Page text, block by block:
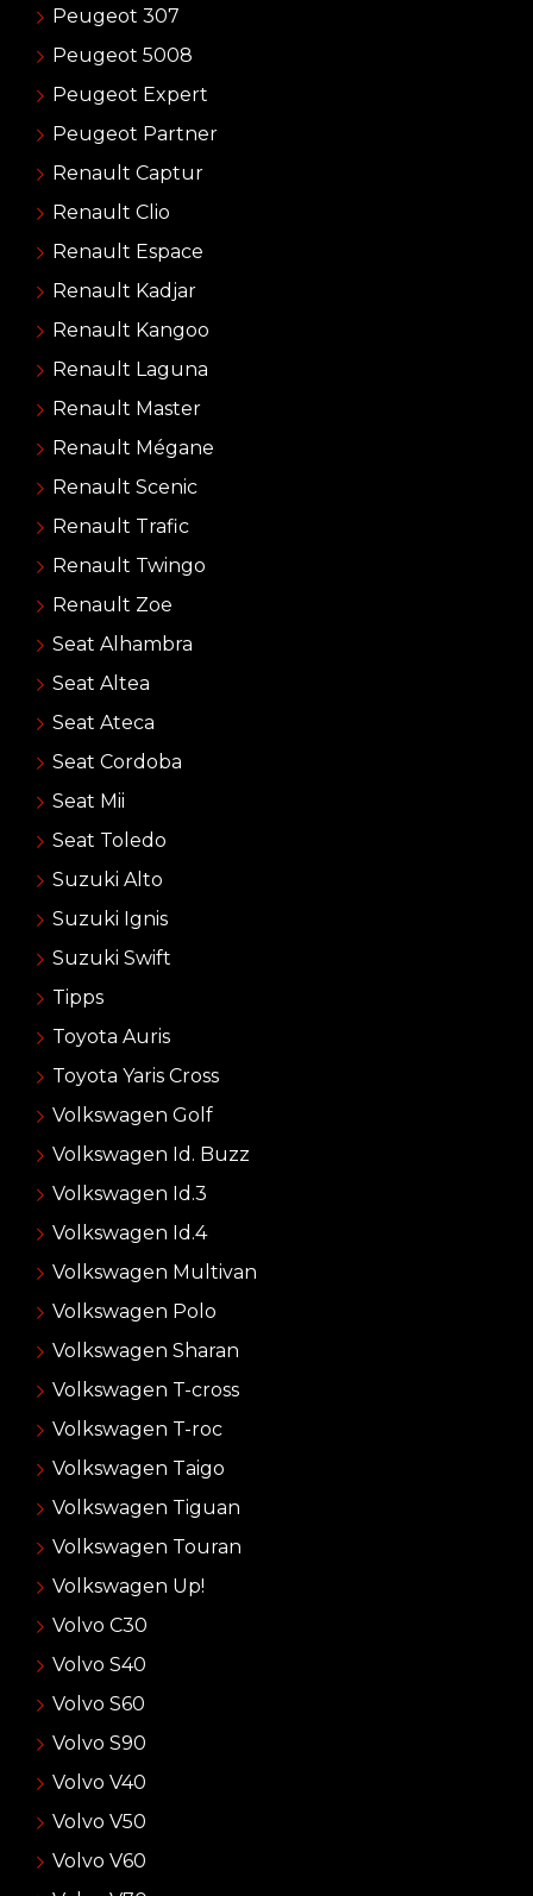
Peugeot 307
Peugeot 5008
Peugeot Expert
Peugeot Partner
Renault Captur
Renault Clio
Renault Espace
Renault Kadjar
Renault Kangoo
Renault Laguna
Renault Master
Renault Mégane
Renault Scenic
Renault Trafic
Renault Twingo
Renault Zoe
Seat Alhambra
Seat Altea
Seat Ateca
Seat Cordoba
Seat Mii
Seat Toledo
Suzuki Alto
Suzuki Ignis
Suzuki Swift
Tipps
Toyota Auris
Toyota Yaris Cross
Volkswagen Golf
Volkswagen Id. Buzz
Volkswagen Id.3
Volkswagen Id.4
Volkswagen Multivan
Volkswagen Polo
Volkswagen Sharan
Volkswagen T-cross
Volkswagen T-roc
Volkswagen Taigo
Volkswagen Tiguan
Volkswagen Touran
Volkswagen Up!
Volvo C30
Volvo S40
Volvo S60
Volvo S90
Volvo V40
Volvo V50
Volvo V60